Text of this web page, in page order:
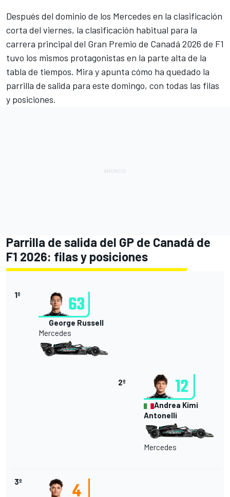
Después del dominio de los Mercedes en la clasificación
corta del viernes, la clasificación habitual para la
carrera principal del Gran Premio de Canadá 2026 de F1
tuvo los mismos protagonistas en la parte alta de la
tabla de tiempos. Mira y apunta cómo ha quedado la
parrilla de salida para este domingo, con todas las filas
y posiciones.
Parrilla de salida del GP de Canadá de
F1 2026: filas y posiciones
1º
George Russell
Mercedes
2º
Andrea Kimi
Antonelli
Mercedes
3º